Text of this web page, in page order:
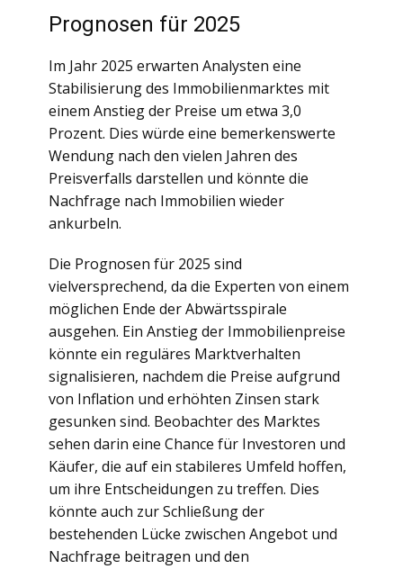
Prognosen für 2025
Im Jahr 2025 erwarten Analysten eine
Stabilisierung des Immobilienmarktes mit
einem Anstieg der Preise um etwa 3,0
Prozent. Dies würde eine bemerkenswerte
Wendung nach den vielen Jahren des
Preisverfalls darstellen und könnte die
Nachfrage nach Immobilien wieder
ankurbeln.
Die Prognosen für 2025 sind
vielversprechend, da die Experten von einem
möglichen Ende der Abwärtsspirale
ausgehen. Ein Anstieg der Immobilienpreise
könnte ein reguläres Marktverhalten
signalisieren, nachdem die Preise aufgrund
von Inflation und erhöhten Zinsen stark
gesunken sind. Beobachter des Marktes
sehen darin eine Chance für Investoren und
Käufer, die auf ein stabileres Umfeld hoffen,
um ihre Entscheidungen zu treffen. Dies
könnte auch zur Schließung der
bestehenden Lücke zwischen Angebot und
Nachfrage beitragen und den